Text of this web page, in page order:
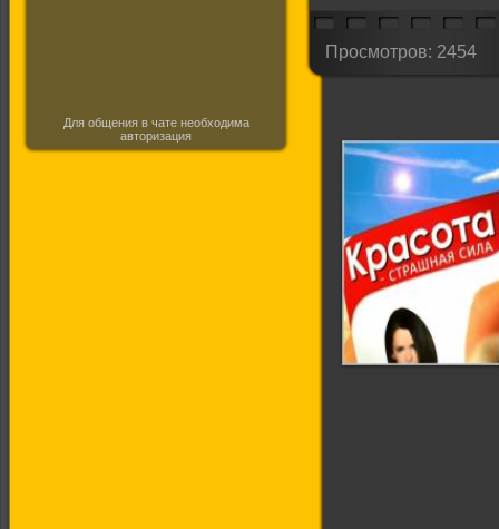
Для общения в чате необходима
авторизация
Просмотров: 2454